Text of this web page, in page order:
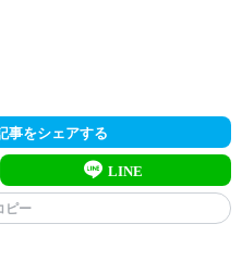
事をシェアする
LINE
ピー